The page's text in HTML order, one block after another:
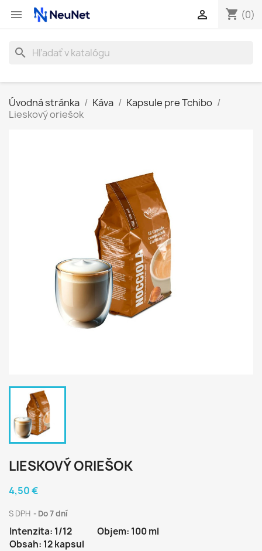
 shopping_cart (0)

search
Úvodná stránka Káva
Kapsule pre Tchibo
Lieskový oriešok
LIESKOVÝ ORIEŠOK
4,50 €
S DPH Do 7 dní
Intenzita: 1/12
Objem: 100 ml
Obsah: 12 kapsul